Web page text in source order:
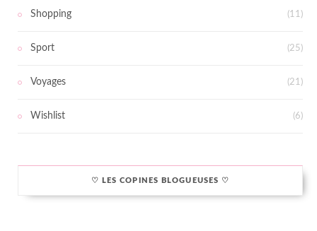
Shopping (11)
Sport (25)
Voyages (21)
Wishlist (6)
♡ LES COPINES BLOGUEUSES ♡